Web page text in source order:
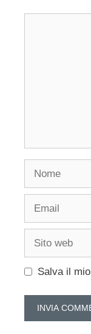
Nome
Email
Sito
Salva il